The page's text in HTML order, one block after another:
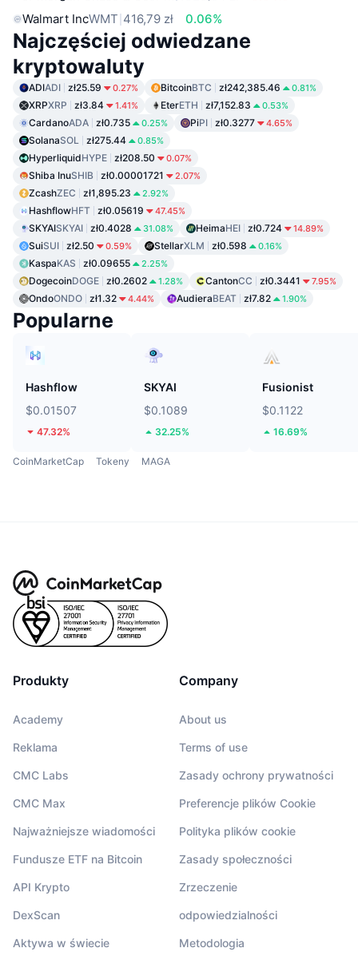
Walmart IncWMT 416,79 zł 0.06%
Najczęściej odwiedzane
kryptowaluty
ADIADI zł25.59 0.27% BitcoinBTC zł242,385.46 0.81%
XRPXRP zł3.84 1.41% EterETH zł7,152.83 0.53%
CardanoADA zł0.735 0.25% PiPI zł0.3277 4.65%
SolanaSOL zł275.44 0.85%
HyperliquidHYPE zł208.50 0.07%
Shiba InuSHIB zł0.00001721 2.07%
ZcashZEC zł1,895.23 2.92%
HashflowHFT zł0.05619 47.45%
SKYAISKYAI zł0.4028 31.08% HeimaHEI zł0.724 14.89%
SuiSUI zł2.50 0.59% StellarXLM zł0.598 0.16%
KaspaKAS zł0.09655 2.25%
DogecoinDOGE zł0.2602 1.28% CantonCC zł0.3441 7.95%
OndoONDO zł1.32 4.44% AudieraBEAT zł7.82 1.90%
Popularne
Hashflow
$0.01507
47.32%
SKYAI
$0.1089
32.25%
Fusionist
$0.1122
16.69%
CoinMarketCap Tokeny MAGA
Produkty
Academy
Reklama
CMC Labs
CMC Max
Najważniejsze wiadomości
Fundusze ETF na Bitcoin
API Krypto
DexScan
Aktywa w świecie
Company
About us
Terms of use
Zasady ochrony prywatności
Preferencje plików Cookie
Polityka plików cookie
Zasady społeczności
Zrzeczenie
odpowiedzialności
Metodologia